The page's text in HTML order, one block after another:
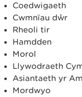
Coedwigaeth
Cwmnïau dŵr
Rheoli tir
Hamdden
Morol
Llywodraeth
Asiantaeth yr
Mordwyo